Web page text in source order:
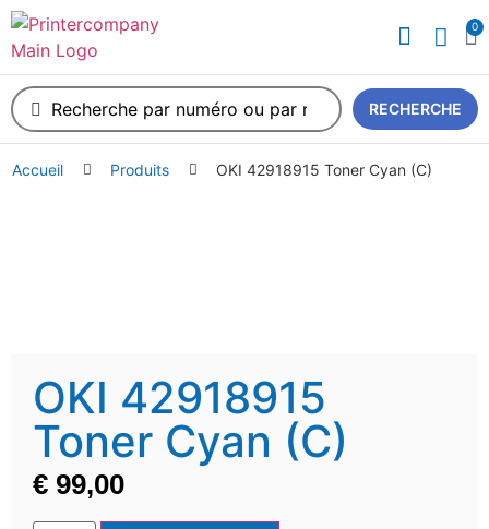
0
RECHERCHE
Accueil Produits OKI 42918915 Toner Cyan (C)
OKI 42918915
Toner Cyan (C)
€ 99,00